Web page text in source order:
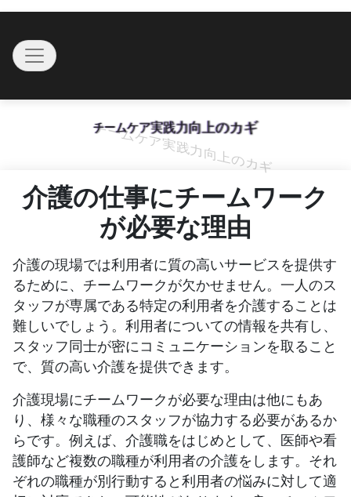
contentToggle navigation
チームケア実践力向上のカギ
介護の仕事にチームワーク
が必要な理由
介護の現場では利用者に質の高いサービスを提供す
るために、チームワークが欠かせません。一人のス
タッフが専属である特定の利用者を介護することは
難しいでしょう。利用者についての情報を共有し、
スタッフ同士が密にコミュニケーションを取ること
で、質の高い介護を提供できます。
介護現場にチームワークが必要な理由は他にもあ
り、様々な職種のスタッフが協力する必要があるか
らです。例えば、介護職をはじめとして、医師や看
護師など複数の職種が利用者の介護をします。それ
ぞれの職種が別行動すると利用者の悩みに対して適